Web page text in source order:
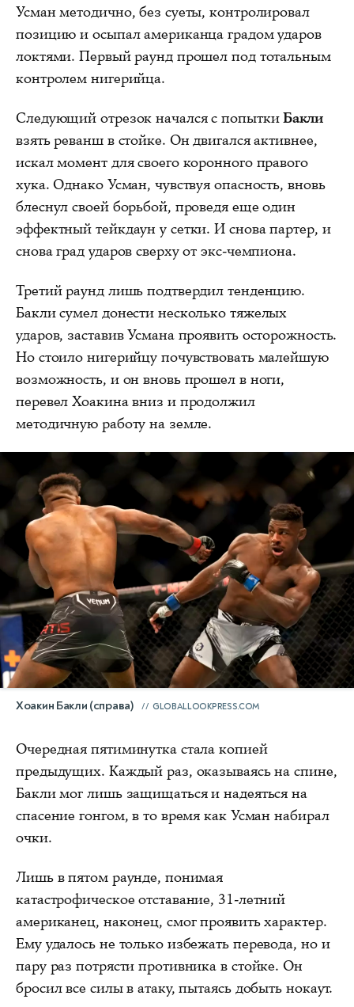
Усман методично, без суеты, контролировал
позицию и осыпал американца градом ударов
локтями. Первый раунд прошел под тотальным
контролем нигерийца.
Следующий отрезок начался с попыткиБакли
взять реванш в стойке. Он двигался активнее,
искал момент для своего коронного правого
хука. Однако Усман, чувствуя опасность, вновь
блеснул своей борьбой, проведя еще один
эффектный тейкдаун у сетки. И снова партер, и
снова град ударов сверху от экс-чемпиона.
Третий раунд лишь подтвердил тенденцию.
Бакли сумел донести несколько тяжелых
ударов, заставив Усмана проявить осторожность.
Но стоило нигерийцу почувствовать малейшую
возможность, и он вновь прошел в ноги,
перевел Хоакина вниз и продолжил
методичную работу на земле.
Хоакин Бакли (справа) GLOBALLOOKPRESS.COM
Очередная пятиминутка стала копией
предыдущих. Каждый раз, оказываясь на спине,
Бакли мог лишь защищаться и надеяться на
спасение гонгом, в то время как Усман набирал
очки.
Лишь в пятом раунде, понимая
катастрофическое отставание, 31-летний
американец, наконец, смог проявить характер.
Ему удалось не только избежать перевода, но и
пару раз потрясти противника в стойке. Он
бросил все силы в атаку, пытаясь добыть нокаут.